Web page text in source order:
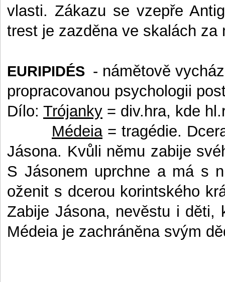
vlasti. Zákazu se vzepře
trest je zazděna ve skalách za
EURIPIDÉS - námětově
propracovanou psychologii
Dílo: Trójanky = div.hra, kde
Médeia= tragédie.
Jásona. Kvůli němu zabije
S Jásonem uprchne a má s
oženit s dcerou korintského
Zabije Jásona, nevěstu i
Médeia je zachráněna svým